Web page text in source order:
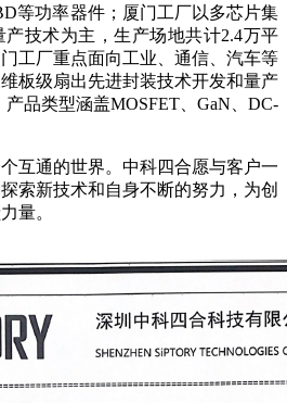
等功率器件；厦门工厂以多芯片集
技术为主，生产场地共计2.4万平
工厂重点面向工业、通信、汽车等
板级扇出先进封装技术开发和量产
品类型涵盖MOSFET、GaN、DC-
互通的世界。中科四合愿与客户一
索新技术和自身不断的努力，为创
量。